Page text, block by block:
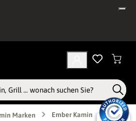
Marken Ember Kamin